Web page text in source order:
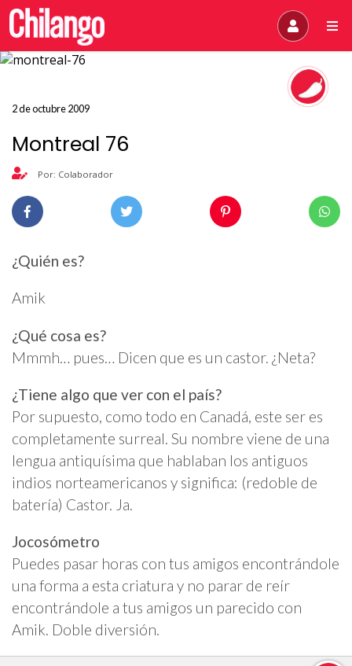
2 de octubre 2009
Montreal 76
Por: Colaborador
¿Quién es?
Amik
¿Qué cosa es?
Mmmh… pues… Dicen que es un castor. ¿Neta?
¿Tiene algo que ver con el país?
Por supuesto, como todo en Canadá, este ser es
completamente surreal. Su nombre viene de una
lengua antiquísima que hablaban los antiguos
indios norteamericanos y significa: (redoble de
batería) Castor. Ja.
Jocosómetro
Puedes pasar horas con tus amigos encontrándole
una forma a esta criatura y no parar de reír
encontrándole a tus amigos un parecido con
Amik. Doble diversión.